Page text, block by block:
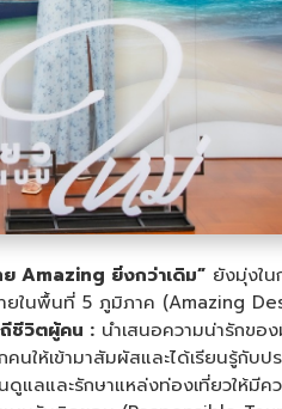
ย Amazing ยิ่งกว่าเดิม” ยังมุ่งใ
ในพื้นที่ 5 ภูมิภาค (Amazing
ชีวิตผู้คน : นำเสนอความน่ารักขอ
ห้เข้ามาสัมผัสและได้เรียนรู้กับป
แลและรักษาแหล่งท่องเที่ยวให้